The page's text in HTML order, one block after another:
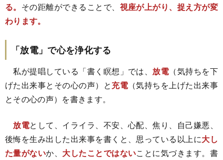
る。 その距離ができることで、 視座が上がり、捉え方が変
わります。
「放電」で心を浄化する
私が提唱している「書く瞑想」では、 放電（気持ちを下
げた出来事とその心の声）と充電（気持ちを上げた出来事
とその心の声）を書きます。
放電として、イライラ、不安、心配、焦り、自己嫌悪、
後悔を生み出した出来事を書くと、思っている以上に大し
た量がないか、 大したことではないことに気づきます。書